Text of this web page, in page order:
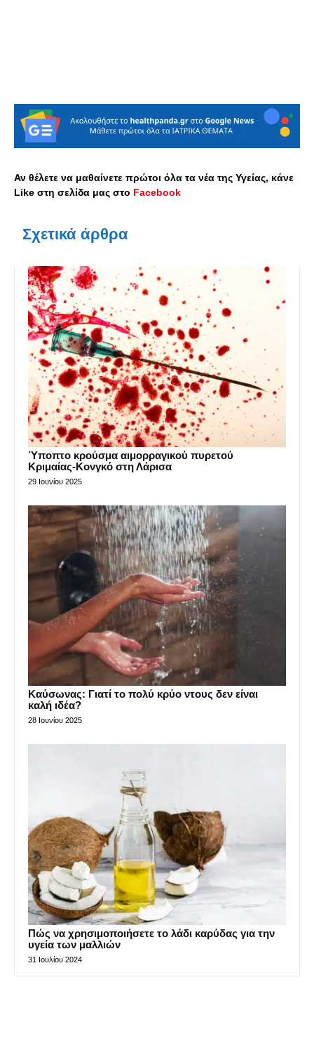
Αν θέλετε να μαθαίνετε πρώτοι όλα τα νέα της Υγείας, κάνε
Like στη σελίδα μας στο Facebook
Σχετικά άρθρα
Ύποπτο κρούσμα αιμορραγικού πυρετού
Κριμαίας-Κονγκό στη Λάρισα
29 Ιουνίου 2025
Καύσωνας: Γιατί το πολύ κρύο ντους δεν είναι
καλή ιδέα?
28 Ιουνίου 2025
Πώς να χρησιμοποιήσετε το λάδι καρύδας για την
υγεία των μαλλιών
31 Ιουλίου 2024